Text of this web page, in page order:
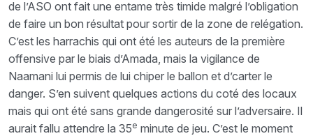
de l’ASO ont fait une entame très timide malgré l’obligation
de faire un bon résultat pour sortir de la zone de relégation.
C’est les harrachis qui ont été les auteurs de la première
offensive par le biais d’Amada, mais la vigilance de
Naamani lui permis de lui chiper le ballon et d’carter le
danger. S’en suivent quelques actions du coté des locaux
mais qui ont été sans grande dangerosité sur l’adversaire. Il
aurait fallu attendre la 35e minute de jeu. C’est le moment